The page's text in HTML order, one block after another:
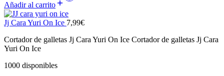
Añadir al carrito
Jj Cara Yuri On Ice 7,99€
Cortador de galletas Jj Cara Yuri On Ice Cortador de galletas Jj Cara
Yuri On Ice
1000 disponibles